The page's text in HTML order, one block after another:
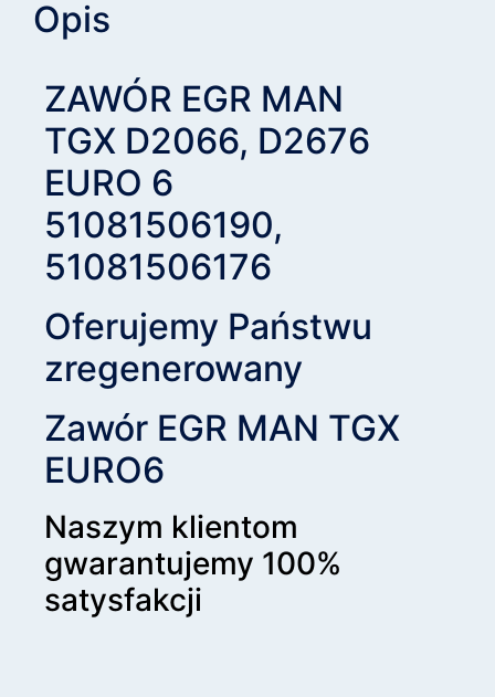
Opis
ZAWÓR EGR MAN
TGX D2066, D2676
EURO 6
51081506190,
51081506176
Oferujemy Państwu
zregenerowany
Zawór EGR MAN TGX
EURO6
Naszym klientom
gwarantujemy 100%
satysfakcji